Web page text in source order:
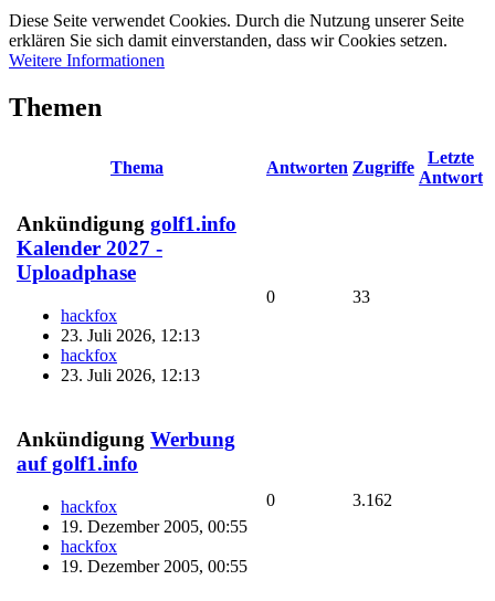
Diese Seite verwendet Cookies. Durch die Nutzung unserer Seite
erklären Sie sich damit einverstanden, dass wir Cookies setzen.
Weitere Informationen
Themen
Thema Antworten Zugriffe
Letzte
Antwort
Ankündigung golf1.info
Kalender 2027 -
Uploadphase
hackfox
23. Juli 2026, 12:13
hackfox
23. Juli 2026, 12:13
0 33
Ankündigung Werbung
auf golf1.info
hackfox
19. Dezember 2005, 00:55
hackfox
19. Dezember 2005, 00:55
0 3.162